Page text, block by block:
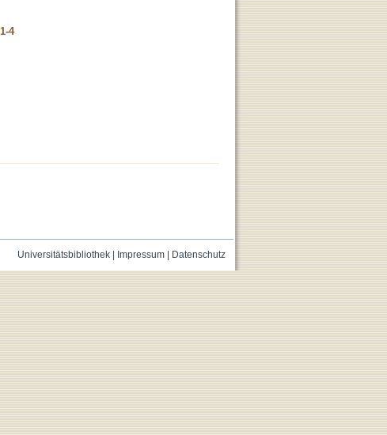
4
Universitätsbibliothek| Impressum| Datenschutz